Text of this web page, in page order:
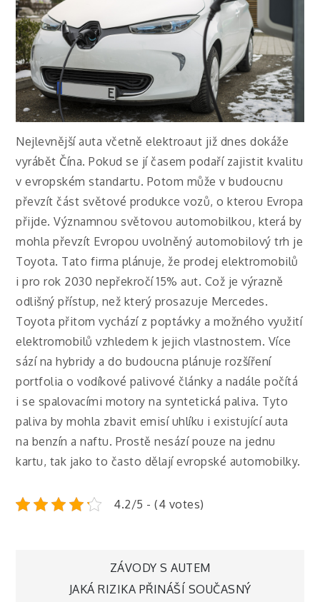
Nejlevnější auta včetně elektroaut již dnes dokáže
vyrábět Čína. Pokud se jí časem podaří zajistit kvalitu
v evropském standartu. Potom může v budoucnu
převzít část světové produkce vozů, o kterou Evropa
přijde.Významnou světovou automobilkou, která by
mohla převzít Evropou uvolněný automobilový trh je
Toyota. Tato firma plánuje, že prodej elektromobilů
i pro rok 2030 nepřekročí 15% aut. Což je výrazně
odlišný přístup, než který prosazuje Mercedes.
Toyota přitom vychází z poptávky a možného využití
elektromobilů vzhledem k jejich vlastnostem. Více
sází na hybridy a do budoucna plánuje rozšíření
portfolia o vodíkové palivové články a nadále počítá
i se spalovacími motory na syntetická paliva. Tyto
paliva by mohla zbavit emisí uhlíku i existující auta
na benzín a naftu. Prostě nesází pouze na jednu
kartu, tak jako to často dělají evropské automobilky.
4.2/5 - (4 votes)
NavigaceZÁVODY S AUTEM
JAKÁ RIZIKA PŘINÁŠÍ SOUČASNÝ